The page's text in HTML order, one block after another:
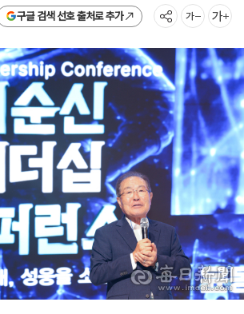
구글 검색 선호 출처로 추가